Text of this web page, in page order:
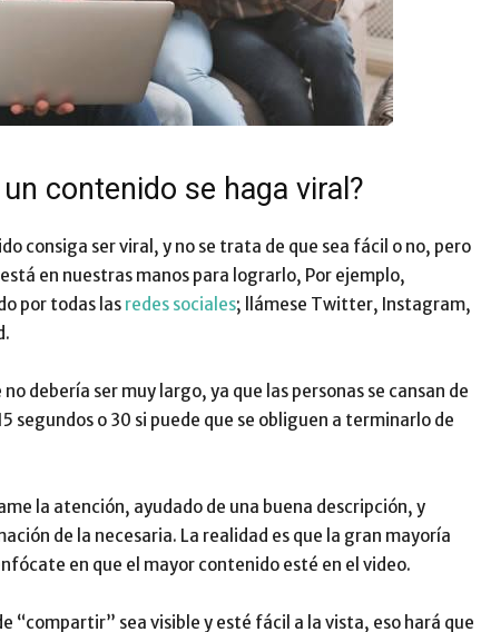
contenido se haga viral?
consiga ser viral, y no se trata de que sea fácil o no, pero
en nuestras manos para lograrlo, Por ejemplo,
por todas las redes sociales; llámese Twitter, Instagram,
debería ser muy largo, ya que las personas se cansan de
segundos o 30 si puede que se obliguen a terminarlo de
la atención, ayudado de una buena descripción, y
de la necesaria. La realidad es que la gran mayoría
en que el mayor contenido esté en el video.
“compartir” sea visible y esté fácil a la vista, eso hará que